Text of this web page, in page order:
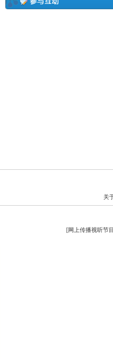
关
[网上传播视听节